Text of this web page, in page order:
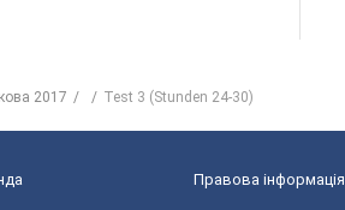
2017 Test 3 (Stunden 24-30)
Правова інформація